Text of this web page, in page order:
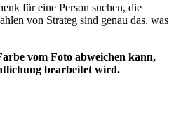
für eine Person suchen, die
von Strateg sind genau das, was
vom Foto abweichen kann,
bearbeitet wird.